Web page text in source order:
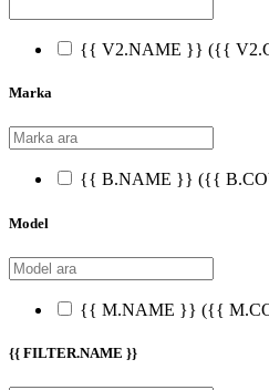
{{ V2.NAME }} ({{
Marka
{{ B.NAME }} ({{
Model
{{ M.NAME }} ({{
{{ FILTER.NAME }}